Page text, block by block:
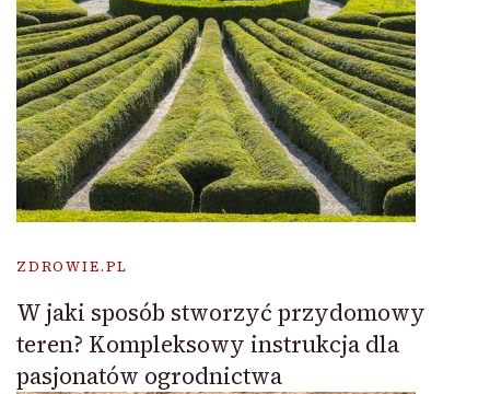
ZDROWIE.PL
W jaki sposób stworzyć przydomowy
teren? Kompleksowy instrukcja dla
pasjonatów ogrodnictwa